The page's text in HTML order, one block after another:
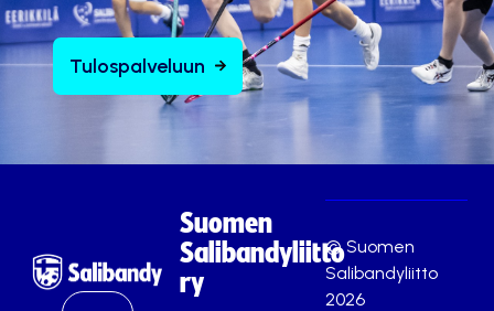
Tulospalveluun
Suomen
Salibandyliitto
ry
© Suomen
Salibandyliitto
2026